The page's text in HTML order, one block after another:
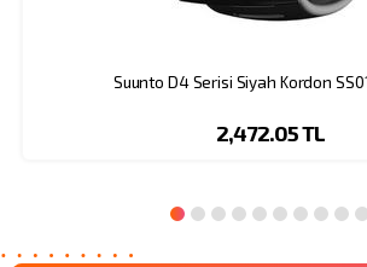
Suunto D4 Serisi Siyah Kordon
2,472.05 TL